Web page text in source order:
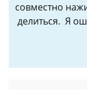
совместно
делиться. Я